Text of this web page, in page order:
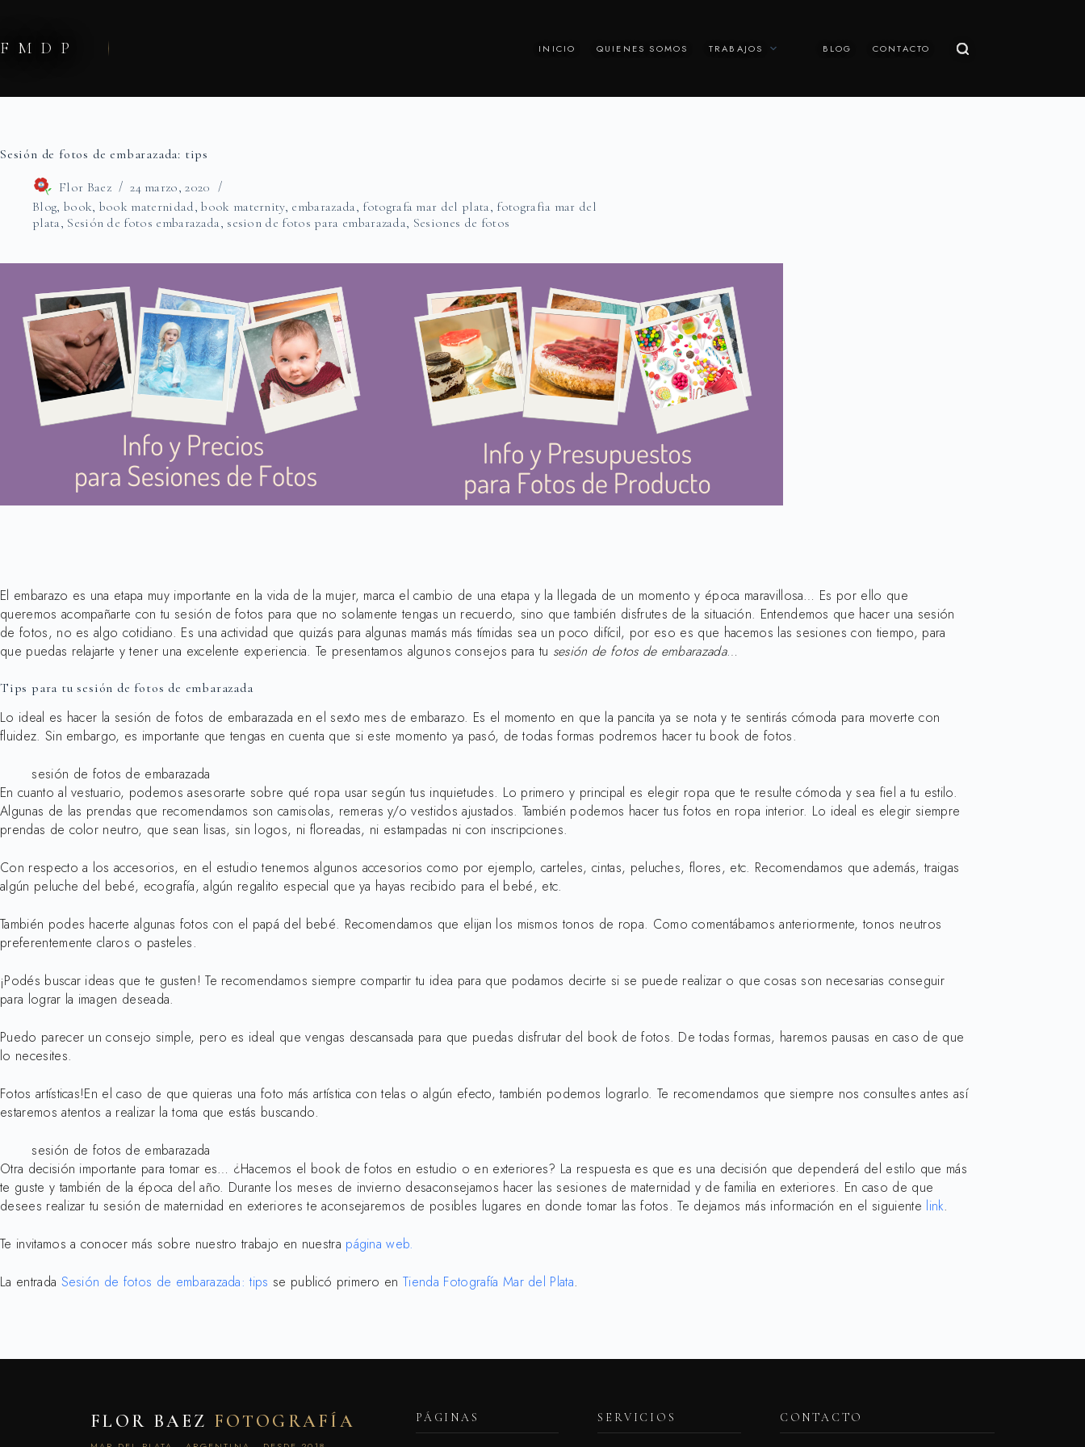
contenido
FMDP INICIO QUIENES SOMOS TRABAJOS BLOG CONTACTO
Sesión de fotos de embarazada: tips
Flor Baez
24 marzo, 2020
Blog, book, book maternidad,book maternity, embarazada, fotografa mar del plata, fotografia mar del
plata, Sesión de fotos embarazada, sesion de fotos para embarazada, Sesiones de fotos
El embarazo es una etapa muy importante en la vida de la mujer, marca el cambio de una etapa y la llegada de un momento y época maravillosa… Es por ello que
queremos acompañarte con tu sesión de fotos para que no solamente tengas un recuerdo, sino que también disfrutes de la situación. Entendemos que hacer una sesión
de fotos, no es algo cotidiano. Es una actividad que quizás para algunas mamás más tímidas sea un poco difícil, por eso es que hacemos las sesiones con tiempo, para
que puedas relajarte y tener una excelente experiencia. Te presentamos algunos consejos para tu sesión de fotos de embarazada…
Tips para tu sesión de fotos de embarazada
Lo ideal es hacer la sesión de fotos de embarazada en el sexto mes de embarazo. Es el momento en que la pancita ya se nota y te sentirás cómoda para moverte con
fluidez. Sin embargo, es importante que tengas en cuenta que si este momento ya pasó, de todas formas podremos hacer tu book de fotos.
sesión de fotos de embarazada
En cuanto al vestuario, podemos asesorarte sobre qué ropa usar según tus inquietudes. Lo primero y principal es elegir ropa que te resulte cómoda y sea fiel a tu estilo.
Algunas de las prendas que recomendamos son camisolas, remeras y/o vestidos ajustados. También podemos hacer tus fotos en ropa interior. Lo ideal es elegir siempre
prendas de color neutro, que sean lisas, sin logos, ni floreadas, ni estampadas ni con inscripciones.
Con respecto a los accesorios, en el estudio tenemos algunos accesorios como por ejemplo, carteles, cintas, peluches, flores, etc. Recomendamos que además, traigas
algún peluche del bebé, ecografía, algún regalito especial que ya hayas recibido para el bebé, etc.
También podes hacerte algunas fotos con el papá del bebé. Recomendamos que elijan los mismos tonos de ropa. Como comentábamos anteriormente, tonos neutros
preferentemente claros o pasteles.
¡Podés buscar ideas que te gusten! Te recomendamos siempre compartir tu idea para que podamos decirte si se puede realizar o que cosas son necesarias conseguir
para lograr la imagen deseada.
Puedo parecer un consejo simple, pero es ideal que vengas descansada para que puedas disfrutar del book de fotos. De todas formas, haremos pausas en caso de que
lo necesites.
Fotos artísticas!En el caso de que quieras una foto más artística con telas o algún efecto, también podemos lograrlo. Te recomendamos que siempre nos consultes antes así
estaremos atentos a realizar la toma que estás buscando.
sesión de fotos de embarazada
Otra decisión importante para tomar es… ¿Hacemos el book de fotos en estudio o en exteriores? La respuesta es que es una decisión que dependerá del estilo que más
te guste y también de la época del año. Durante los meses de invierno desaconsejamos hacer las sesiones de maternidad y de familia en exteriores. En caso de que
desees realizar tu sesión de maternidad en exteriores te aconsejaremos de posibles lugares en donde tomar las fotos. Te dejamos más información en el siguiente link.
Te invitamos a conocer más sobre nuestro trabajo en nuestra página web.
La entrada Sesión de fotos de embarazada: tips se publicó primero enTienda Fotografía Mar del Plata.
FLOR BAEZ FOTOGRAFÍA PÁGINAS SERVICIOS CONTACTO